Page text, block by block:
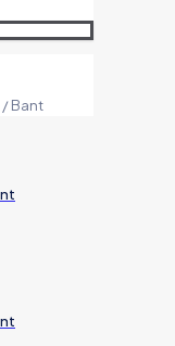
/ Bant